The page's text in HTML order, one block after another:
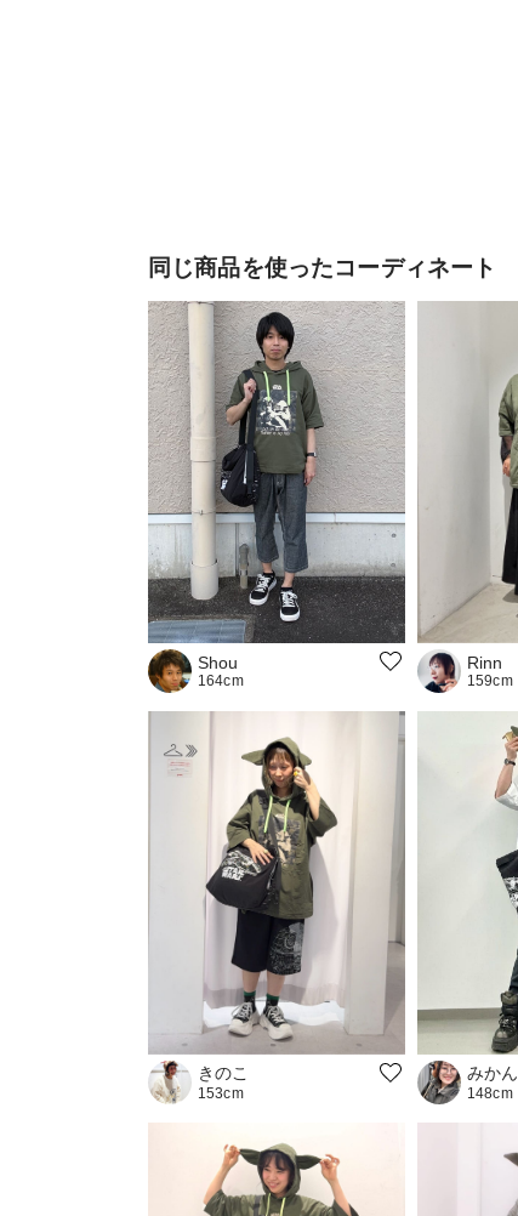
同じ商品を使ったコーディネート
Shou
164cm
Rinn
159cm
きのこ
153cm
みかん
148cm